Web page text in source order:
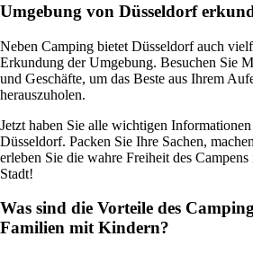
Umgebung von Düsseldorf
Neben Camping bietet Düsseldorf auch
Erkundung der Umgebung. Besuchen Sie
und Geschäfte, um das Beste aus Ihrem
herauszuholen.
Jetzt haben Sie alle wichtigen
Düsseldorf. Packen Sie Ihre Sachen,
erleben Sie die wahre Freiheit des
Stadt!
Was sind die Vorteile des
Familien mit Kindern?